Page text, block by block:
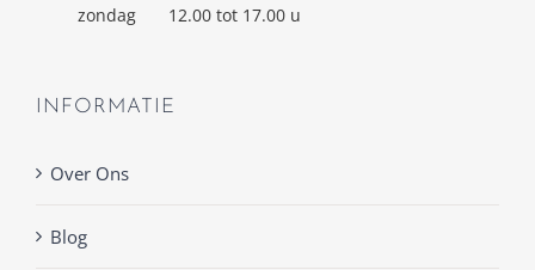
zondag
12.00 tot 17.00 u
INFORMATIE
Over Ons
Blog